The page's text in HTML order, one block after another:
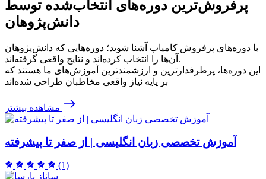
پرفروش‌ترین‌ دوره‌های انتخاب‌شده توسط
دانش‌پژوهان
با دوره‌های پرفروش کامیاب آشنا شوید؛ دوره‌هایی که دانش‌پژوهان
آن‌ها را انتخاب کرده‌اند و نتایج واقعی گرفته‌اند.
این دوره‌ها، پرطرفدارترین و ارزشمندترین آموزش‌های ما هستند که
بر پایه نیاز واقعی مخاطبان طراحی شده‌اند
مشاهده بیشتر
آموزش تخصصی زبان انگلیسی | از صفر تا پیشرفته
(1)